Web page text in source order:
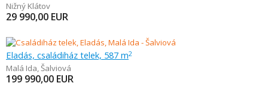
Nižný Klátov
29 990,00 EUR
Eladás, családiház telek, 587 m2
Malá Ida,Šalviová
199 990,00 EUR